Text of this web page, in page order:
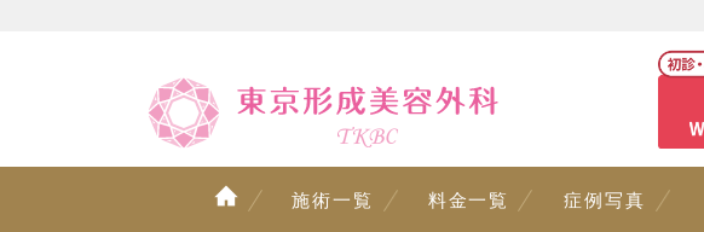
施術一覧 料金一覧 症例写真